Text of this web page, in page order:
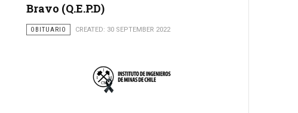
Bravo (Q.E.P.D)
OBITUARIO CREATED: 30 SEPTEMBER 2022